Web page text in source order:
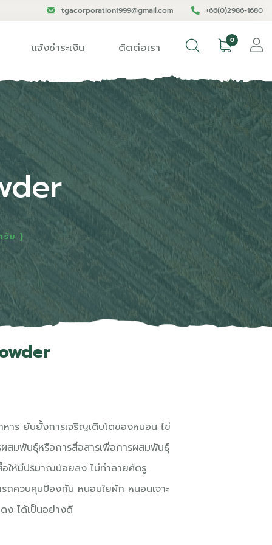
tgacorporation1999@gmail.com +66(0)2986-1680
แจ้งชำระเงิน ติดต่อเรา 0
รัม )
าร ยับยั้งการเจริญเติบโตของหนอน ไข่
สมพันธุ์หรือการสื่อสารเพื่อการผสมพันธุ์
ให้มีปริมาณน้อยลง ไม่ทำลายศัตรู
ถควบคุมป้องกัน หนอนใยผัก หนอนเจาะ
ง ได้เป็นอย่างดี